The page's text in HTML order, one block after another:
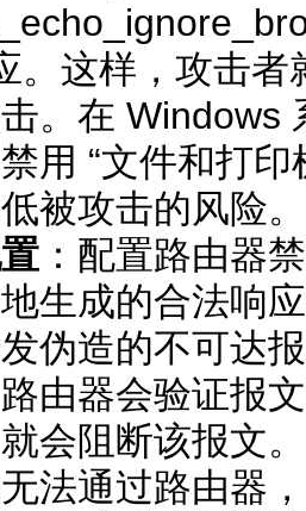
。这样，攻击
。在 Windows
用 “文件和打
被攻击的风险。
：配置路由器
生成的合法响
伪造的不可达
由器会验证报
会阻断该报文
法通过路由器